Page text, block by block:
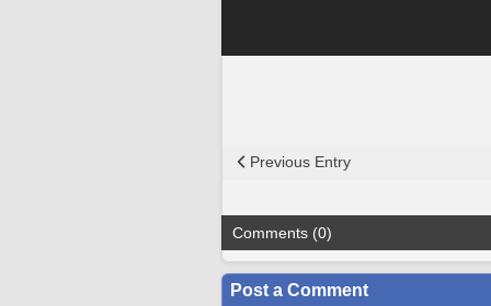
Previous Entry
Comments (0)
Post a Comment